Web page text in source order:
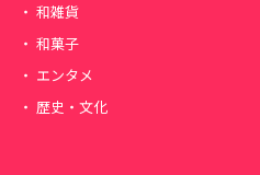
和雑貨
和菓子
エンタメ
歴史・文化